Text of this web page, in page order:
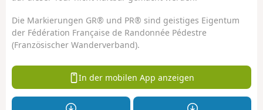
Die Markierungen GR® und PR® sind geistiges Eigentum
der Fédération Française de Randonnée Pédestre
(Französischer Wanderverband).
In der mobilen App anzeigen